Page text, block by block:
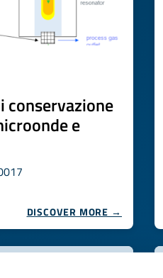
conservazione
e
DISCOVER MORE →